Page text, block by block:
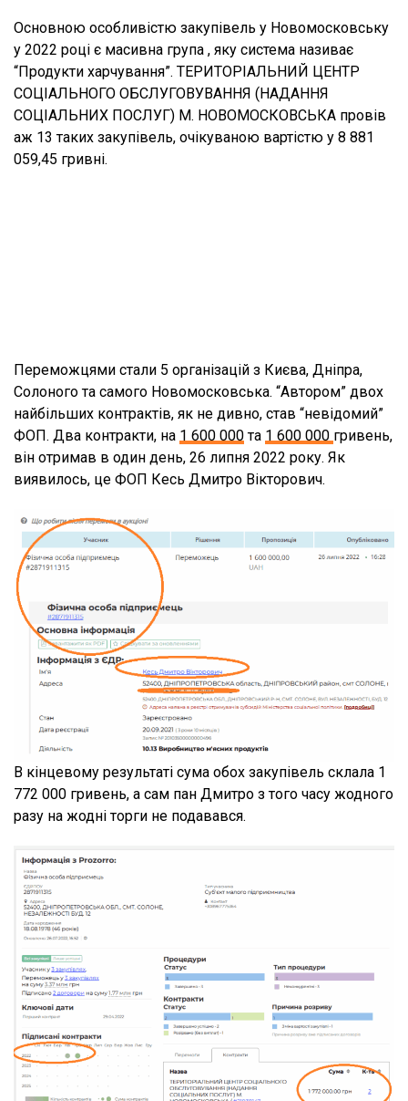
Основною особливістю закупівель у Новомосковську
у 2022 році є масивна група , яку система називає
“Продукти харчування”. ТЕРИТОРІАЛЬНИЙ ЦЕНТР
СОЦІАЛЬНОГО ОБСЛУГОВУВАННЯ (НАДАННЯ
СОЦІАЛЬНИХ ПОСЛУГ) М. НОВОМОСКОВСЬКА провів
аж 13 таких закупівель, очікуваною вартістю у 8 881
059,45 гривні.
Переможцями стали 5 організацій з Києва, Дніпра,
Солоного та самого Новомосковська. “Автором” двох
найбільших контрактів, як не дивно, став “невідомий”
ФОП. Два контракти, на 1 600 000та 1 600 000 гривень,
він отримав в один день, 26 липня 2022 року. Як
виявилось, це ФОП Кесь Дмитро Вікторович.
В кінцевому результаті сума обох закупівель склала 1
772 000 гривень, а сам пан Дмитро з того часу жодного
разу на жодні торги не подавався.